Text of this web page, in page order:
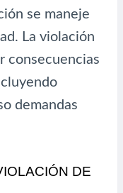
se maneje
La violación
consecuencias
demandas
DE